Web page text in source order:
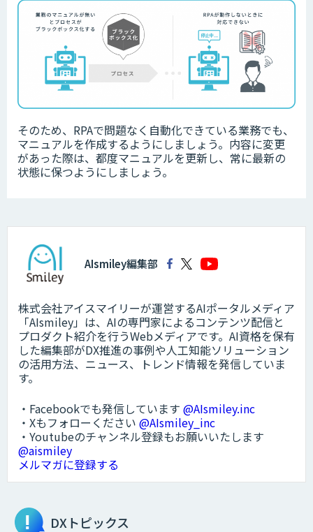
そのため、RPAで問題なく自動化できている業務でも、
マニュアルを作成するようにしましょう。内容に変更
があった際は、都度マニュアルを更新し、常に最新の
状態に保つようにしましょう。
AIsmiley編集部
株式会社アイスマイリーが運営するAIポータルメディア
「AIsmiley」は、AIの専門家によるコンテンツ配信と
プロダクト紹介を行うWebメディアです。AI資格を保有
した編集部がDX推進の事例や人工知能ソリューション
の活用方法、ニュース、トレンド情報を発信していま
す。
・Facebookでも発信しています @AIsmiley.inc
・Xもフォローください @AIsmiley_inc
・Youtubeのチャンネル登録もお願いいたします
@aismiley
メルマガに登録する
DXトピックス